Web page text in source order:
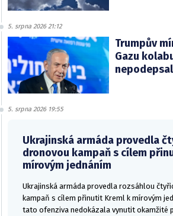
5. srpna 2026 21:12
Trumpův
Gazu
nepodepsal
5. srpna 2026 19:55
Ukrajinská armáda provedla
dronovou kampaň s cílem
mírovým jednáním
Ukrajinská armáda provedla rozsáhlou
kampaň s cílem přinutit Kreml k mírovým
tato ofenziva nedokázala vynutit okamžité